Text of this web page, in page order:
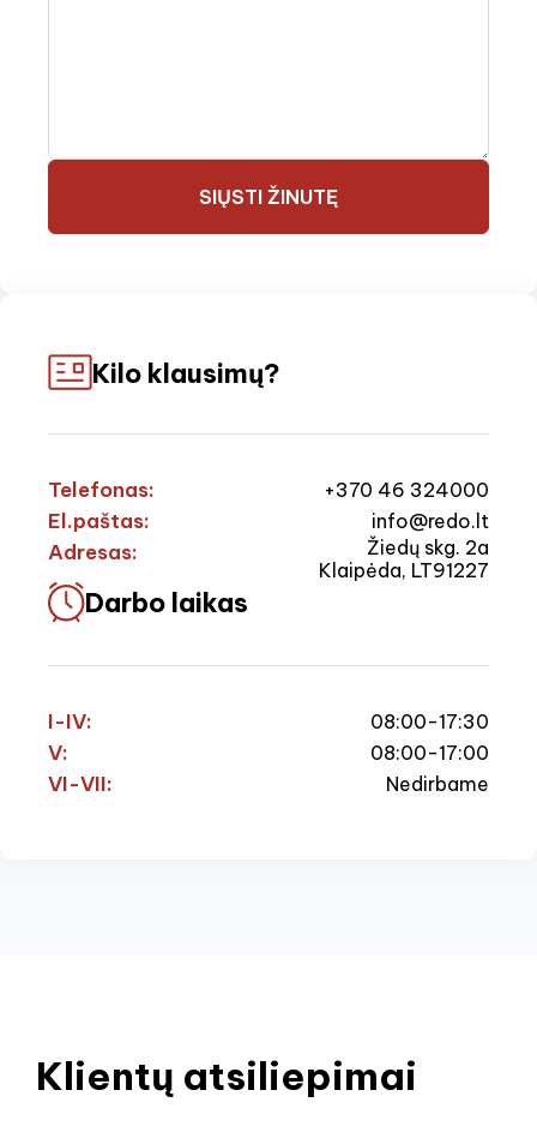
SIŲSTI ŽINUTĘ
Kilo klausimų?
Telefonas: +370 46 324000
El.paštas: info@redo.lt
Adresas:
Žiedų skg. 2a
Klaipėda, LT91227
Darbo laikas
I-IV: 08:00-17:30
V: 08:00-17:00
VI-VII: Nedirbame
Klientų atsiliepimai